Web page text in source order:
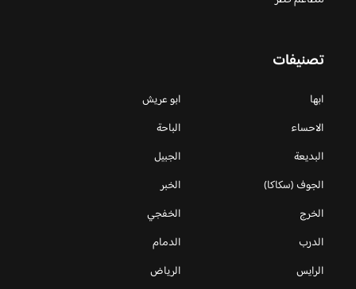
تصنيفات
ابها
ابو عريش
الاحساء
الباحة
البديعة
الجبيل
الجوف (سكاكا)
الخبر
الخرج
الخفجي
الدرب
الدمام
الرايس
الرياض